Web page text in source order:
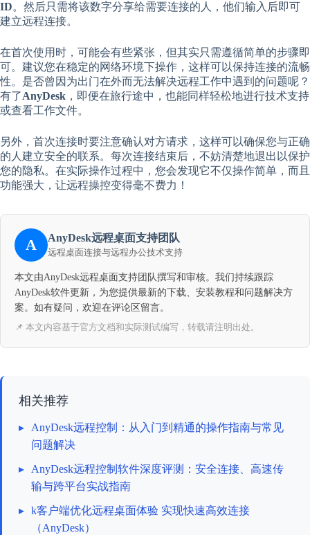
ID。然后只需将该数字分享给需要连接的人，他们输入后即可
建立远程连接。
在首次使用时，可能会有些紧张，但其实只需遵循简单的步骤即
可。建议您在稳定的网络环境下操作，这样可以保持连接的流畅
性。是否曾因为出门在外而无法解决远程工作中遇到的问题呢？
有了AnyDesk ，即便在旅行途中，也能同样轻松地进行技术支持
或查看工作文件。
另外，首次连接时要注意确认对方请求，这样可以确保您与正确
的人建立安全的联系。每次连接结束后，不妨清楚地退出以保护
您的隐私。在实际操作过程中，您会发现它不仅操作简单，而且
功能强大，让远程操控变得毫不费力！
A AnyDesk远程桌面支持团队
远程桌面连接与远程办公技术支持
本文由AnyDesk远程桌面支持团队撰写和审核。我们持续跟踪
AnyDesk软件更新，为您提供最新的下载、安装教程和问题解决方
案。如有疑问，欢迎在评论区留言。
📌 本文内容基于官方文档和实际测试编写，转载请注明出处。
相关推荐
▸
AnyDesk远程控制：从入门到精通的操作指南与常见
问题解决
▸
AnyDesk远程控制软件深度评测：安全连接、高速传
输与跨平台实战指南
▸ k客户端优化远程桌面体验 实现快速高效连接
（AnyDesk）